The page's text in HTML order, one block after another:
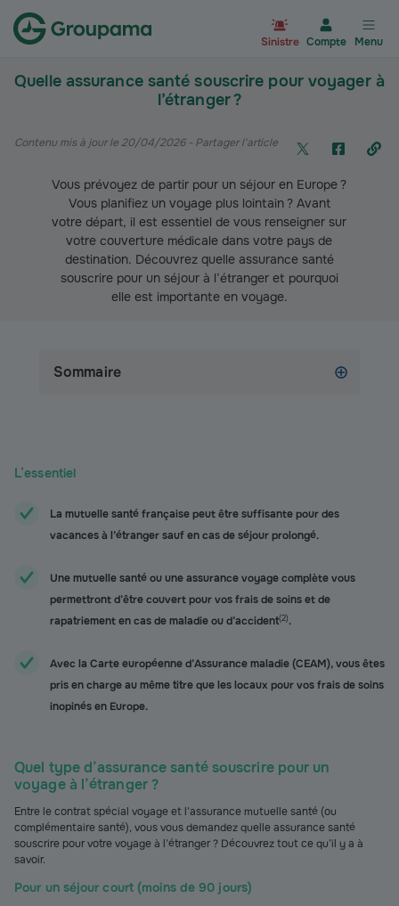
Sinistre Compte Menu
Quelle assurance santé souscrire pour voyager à
l’étranger ?
Contenu mis à jour le 20/04/2026- Partager l'article
Vous prévoyez de partir pour un séjour en Europe ?
Vous planifiez un voyage plus lointain ? Avant
votre départ, il est essentiel de vous renseigner sur
votre couverture médicale dans votre pays de
destination. Découvrez quelle assurance santé
souscrire pour un séjour à l’étranger et pourquoi
elle est importante en voyage.
Sommaire
L’essentiel
La mutuelle santé française peut être suffisante pour des
vacances à l’étranger sauf en cas de séjour prolongé.
Une mutuelle santé ou une assurance voyage complète vous
permettront d’être couvert pour vos frais de soins et de
rapatriement en cas de maladie ou d’accident(2).
Avec la Carte européenne d’Assurance maladie (CEAM), vous êtes
pris en charge au même titre que les locaux pour vos frais de soins
inopinés en Europe.
Quel type d’assurance santé souscrire pour un
voyage à l’étranger ?
Entre le contrat spécial voyage et l’assurance mutuelle santé (ou
complémentaire santé), vous vous demandez quelle assurance santé
souscrire pour votre voyage à l’étranger ? Découvrez tout ce qu’il y a à
savoir.
Pour un séjour court (moins de 90 jours)